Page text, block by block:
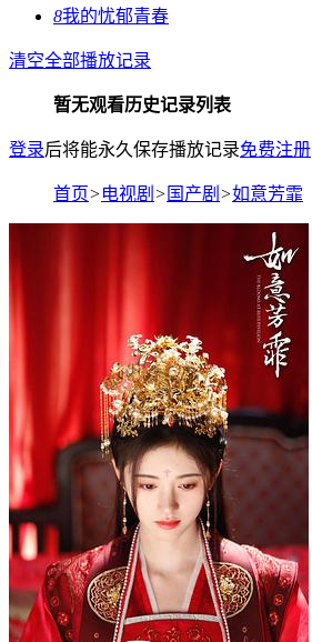
8我的忧郁青春
清空全部播放记录
暂无观看历史记录列表
登录后将能永久保存播放记录免费注册
首页>电视剧 > 国产剧 >如意芳霏